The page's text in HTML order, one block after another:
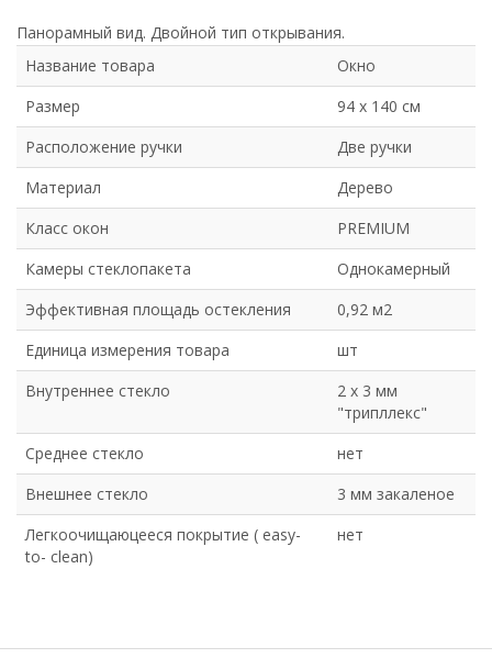
Панорамный вид. Двойной тип открывания.
Название товара
Окно
Размер
94 х 140 см
Расположение ручки
Две ручки
Материал
Дерево
Класс окон
PREMIUM
Камеры стеклопакета
Однокамерный
Эффективная площадь остекления
0,92 м2
Единица измерения товара
шт
Внутреннее стекло
2 х 3 мм
"трипллекс"
Среднее стекло
нет
Внешнее стекло
3 мм закаленое
Легкоочищаюцееся покрытие ( easy-
to- clean)
нет